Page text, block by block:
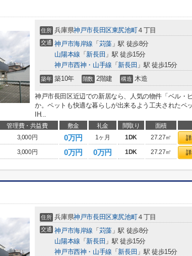
住所 兵庫県神戸市長田区東尻池町４丁目
交通 神戸市海岸線 「 苅藻」駅 徒歩8分
山陽本線 「 新長田 」駅 徒歩15分
神戸市西神・山手線 「 新長田 」駅 徒歩15分
築年 築10年 階数 2階建 構造 木造
神戸市長田区近辺での新居なら、人気の物件「ベル・
か。ペットも快適な暮らしが出来るよう工夫されたペ
IH...
管理費・共益費 敷金 礼金 間取り 面積
3,000円 0万円 1ヶ月 1DK 27.27㎡
3,000円 0万円 0万円 1DK 27.27㎡
住所 兵庫県神戸市長田区東尻池町４丁目
交通 神戸市海岸線 「 苅藻」駅 徒歩8分
山陽本線 「 新長田 」駅 徒歩15分
神戸市西神・山手線 「 新長田 」駅 徒歩15分